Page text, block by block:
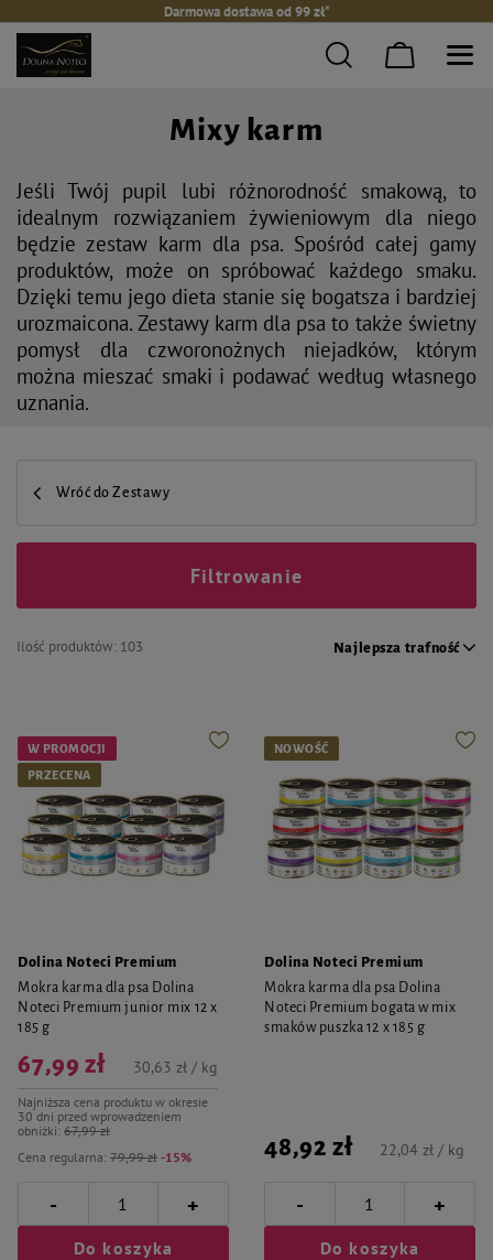
Darmowa dostawa od 99 zł*
Mixy karm
Jeśli Twój pupil lubi różnorodność smakową, to
idealnym rozwiązaniem żywieniowym dla niego
będzie zestaw karm dla psa. Spośród całej gamy
produktów, może on spróbować każdego smaku.
Dzięki temu jego dieta stanie się bogatsza i bardziej
urozmaicona. Zestawy karm dla psa to także świetny
pomysł dla czworonożnych niejadków, którym
można mieszać smaki i podawać według własnego
uznania.
Wróć do Zestawy
Ilość produktów: 103 Najlepsza trafność
Filtrowanie
W PROMOCJI
PRZECENA
Dolina Noteci Premium
Mokra karma dla psa Dolina
Noteci Premium junior mix 12 x
185 g
Cena regularna: 79,99 zł -15%
67,99 zł
Najniższa cena produktu w okresie
30 dni przed wprowadzeniem
obniżki: 67,99 zł
30,63 zł / kg
- +
Do koszyka
NOWOŚĆ
Dolina Noteci Premium
Mokra karma dla psa Dolina
Noteci Premium bogata w mix
smaków puszka 12 x 185 g
48,92 zł 22,04 zł / kg
- +
Do koszyka